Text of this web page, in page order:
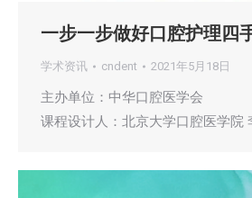
一步一步做好口腔护理四
学术资讯 cndent 2021年5月18日
主办单位：中华口腔医学会
课程设计人：北京大学口腔医学院